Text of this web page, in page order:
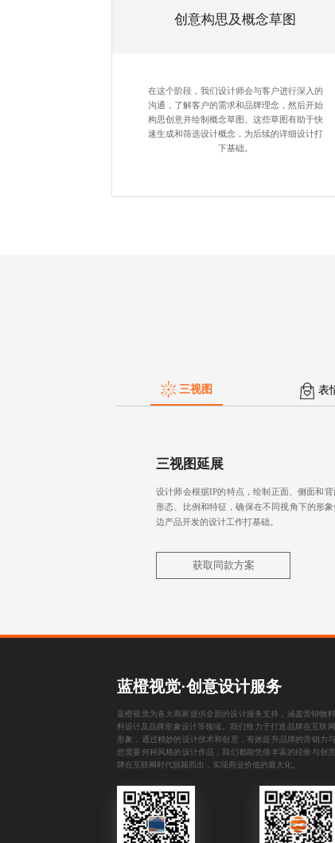
创意构思及概念草图
在这个阶段，我们设计师会与客户进行深入的
沟通，了解客户的需求和品牌理念，然后开始
构思创意并绘制概念草图。这些草图有助于快
速生成和筛选设计概念，为后续的详细设计打
下基础。
三视图 表
三视图延展
设计师会根据IP的特点，绘制正面、侧面和
形态、比例和特征，确保在不同视角下的形
边产品开发的设计工作打基础。
获取同款方案
蓝橙视觉·创意设计服务
蓝橙视觉为各大商家提供全面的设计服务支持，涵盖营销物
料设计及品牌形象设计等领域。我们致力于打造品牌在互联
形象，通过精妙的设计技术和创意，有效提升品牌的营销力
您需要何种风格的设计作品，我们都能凭借丰富的经验与创
牌在互联网时代脱颖而出，实现商业价值的最大化。